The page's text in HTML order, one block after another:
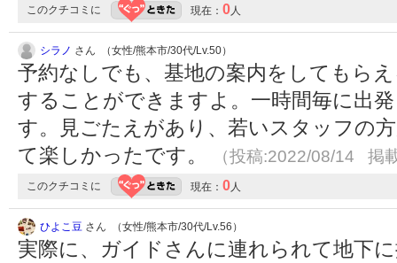
このクチコミに 現在： 0 人
シラノ さん （女性/熊本市/30代/Lv.50）
予約なしでも、基地の案内をしてもら
することができますよ。一時間毎に出
す。見ごたえがあり、若いスタッフの
て楽しかったです。
（投稿:2022/08/14 掲
このクチコミに 現在： 0 人
ひよこ豆 さん （女性/熊本市/30代/Lv.56）
実際に、ガイドさんに連れられて地下